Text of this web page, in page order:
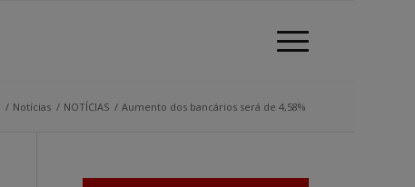
/ Notícias / NOTÍCIAS / Aumento dos bancários será de 4,58%